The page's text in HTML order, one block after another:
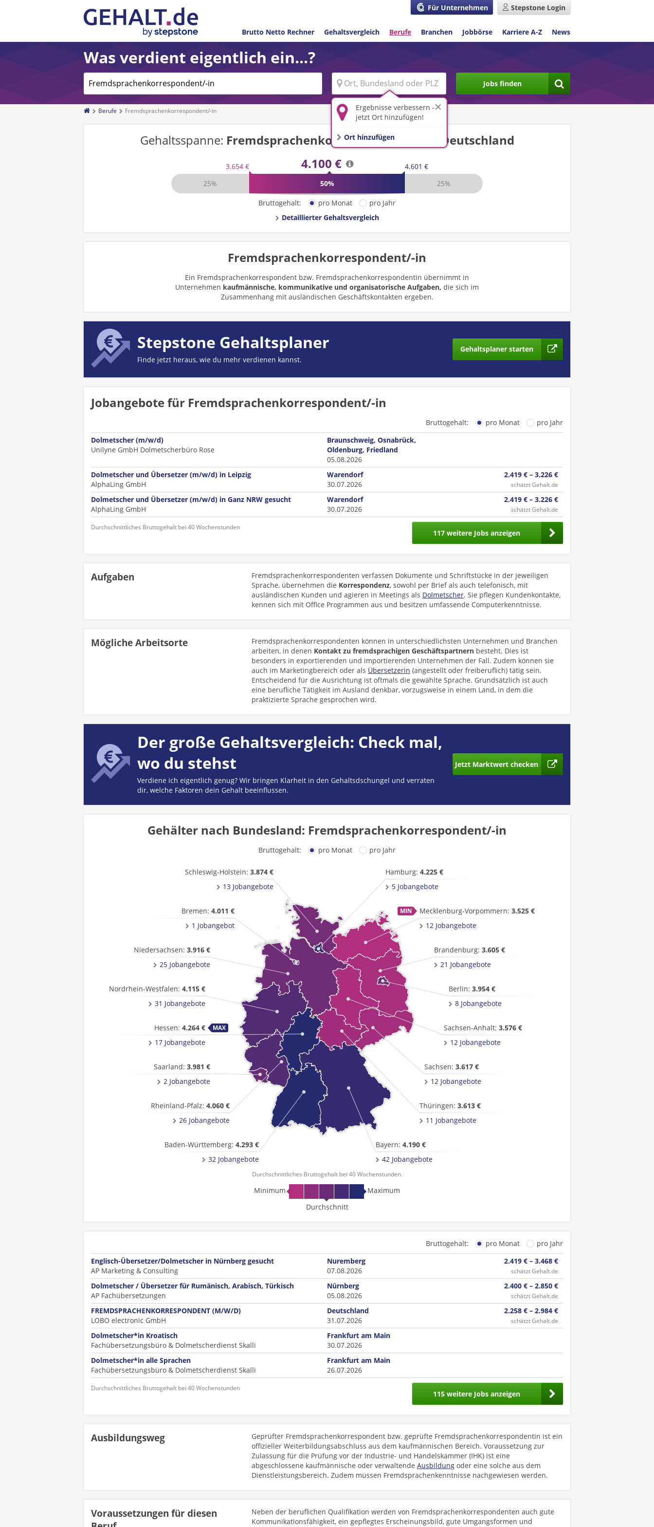
Für Unternehmen Stepstone Login
Brutto Netto Rechner Gehaltsvergleich Berufe Branchen Jobbörse Karriere A-Z News
Was verdient eigentlich ein...?
Ergebnisse verbessern -
jetzt Ort hinzufügen!
Ort hinzufügen
Jobs finden
Berufe Fremdsprachenkorrespondent/-in
Gehaltsspanne: Fremdsprachenkorrespondent/-in Deutschland
3.654 € 4.100 €
4.601 €
25%
50% 25%
Bruttogehalt: pro Monat
pro Jahr
Detaillierter Gehaltsvergleich
Fremdsprachenkorrespondent/-in
Ein Fremdsprachenkorrespondent bzw. Fremdsprachenkorrespondentin übernimmt in
Unternehmen kaufmännische, kommunikative und organisatorische Aufgaben, die sich im
Zusammenhang mit ausländischen Geschäftskontakten ergeben.
Stepstone Gehaltsplaner
Finde jetzt heraus, wie du mehr verdienen kannst.
Gehaltsplaner starten
Jobangebote für Fremdsprachenkorrespondent/-in
Bruttogehalt: pro Monat
pro Jahr
Dolmetscher (m/w/d)
Unilyne GmbH Dolmetscherbüro Rose
Braunschweig, Osnabrück,
Oldenburg, Friedland
05.08.2026
Dolmetscher und Übersetzer (m/w/d) in Leipzig
AlphaLing GmbH
Warendorf
30.07.2026
2.419 € – 3.226 €
schätzt Gehalt.de
Dolmetscher und Übersetzer (m/w/d) in Ganz NRW gesucht
AlphaLing GmbH
Warendorf
30.07.2026
2.419 € – 3.226 €
schätzt Gehalt.de
Durchschnittliches Bruttogehalt bei 40 Wochenstunden
117 weitere Jobs anzeigen
Aufgaben
Fremdsprachenkorrespondenten verfassen Dokumente und Schriftstücke in der jeweiligen
Sprache, übernehmen die Korrespondenz, sowohl per Brief als auch telefonisch, mit
ausländischen Kunden und agieren in Meetings als Dolmetscher. Sie pflegen Kundenkontakte,
kennen sich mit Office Programmen aus und besitzen umfassende Computerkenntnisse.
Mögliche Arbeitsorte
Fremdsprachenkorrespondenten können in unterschiedlichsten Unternehmen und Branchen
arbeiten, in denen Kontakt zu fremdsprachigen Geschäftspartnern besteht. Dies ist
besonders in exportierenden und importierenden Unternehmen der Fall. Zudem können sie
auch im Marketingbereich oder als Übersetzerin (angestellt oder freiberuflich) tätig sein.
Entscheidend für die Ausrichtung ist oftmals die gewählte Sprache. Grundsätzlich ist auch
eine berufliche Tätigkeit im Ausland denkbar, vorzugsweise in einem Land, in dem die
praktizierte Sprache gesprochen wird.
Der große Gehaltsvergleich: Check mal,
wo du stehst
Verdiene ich eigentlich genug? Wir bringen Klarheit in den Gehaltsdschungel und verraten
dir, welche Faktoren dein Gehalt beeinflussen.
Jetzt Marktwert checken
Gehälter nach Bundesland: Fremdsprachenkorrespondent/-in
Bruttogehalt: pro Monat pro Jahr
Baden-Württemberg: 4.293 €
32 Jobangebote
Bayern: 4.190 €
42 Jobangebote
Berlin: 3.954 €
8 Jobangebote
Brandenburg: 3.605 €
21 Jobangebote
Bremen: 4.011 €
1 Jobangebot
Hamburg: 4.225 €
5 Jobangebote
Hessen: 4.264 €
17 Jobangebote
Mecklenburg-Vorpommern: 3.525 €
12 Jobangebote
Niedersachsen: 3.916 €
25 Jobangebote
Nordrhein-Westfalen: 4.115 €
31 Jobangebote
Rheinland-Pfalz: 4.060 €
26 Jobangebote
Saarland: 3.981 €
2 Jobangebote
Sachsen: 3.617 €
12 Jobangebote
Sachsen-Anhalt: 3.576 €
12 Jobangebote
Schleswig-Holstein: 3.874 €
13 Jobangebote
Thüringen: 3.613 €
11 Jobangebote
Durchschnittliches Bruttogehalt bei 40 Wochenstunden.
Minimum
Maximum
Durchschnitt
Bruttogehalt: pro Monat
pro Jahr
Englisch-Übersetzer/Dolmetscher in Nürnberg gesucht
AP Marketing & Consulting
Nuremberg
07.08.2026
2.419 € – 3.468 €
schätzt Gehalt.de
Dolmetscher / Übersetzer für Rumänisch, Arabisch, Türkisch
AP Fachübersetzungen
Nürnberg
05.08.2026
2.400 € – 2.850 €
schätzt Gehalt.de
FREMDSPRACHENKORRESPONDENT (M/W/D)
LOBO electronic GmbH
Deutschland
31.07.2026
2.258 € – 2.984 €
schätzt Gehalt.de
Dolmetscher*in Kroatisch
Fachübersetzungsbüro & Dolmetscherdienst Skalli
Frankfurt am Main
30.07.2026
Dolmetscher*in alle Sprachen
Fachübersetzungsbüro & Dolmetscherdienst Skalli
Frankfurt am Main
26.07.2026
Durchschnittliches Bruttogehalt bei 40 Wochenstunden
115 weitere Jobs anzeigen
Ausbildungsweg
Geprüfter Fremdsprachenkorrespondent bzw. geprüfte Fremdsprachenkorrespondentin ist ein
offizieller Weiterbildungsabschluss aus dem kaufmännischen Bereich. Voraussetzung zur
Zulassung für die Prüfung vor der Industrie- und Handelskammer (IHK) ist eine
abgeschlossene kaufmännische oder verwaltende Ausbildung oder eine solche aus dem
Dienstleistungsbereich. Zudem müssen Fremdsprachenkenntnisse nachgewiesen werden.
Voraussetzungen für diesen
Neben der beruflichen Qualifikation werden von Fremdsprachenkorrespondenten auch gute
Kommunikationsfähigkeit, ein gepflegtes Erscheinungsbild, gute Umgangsformen und